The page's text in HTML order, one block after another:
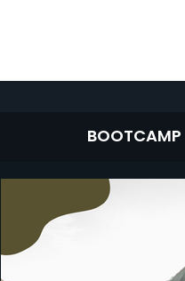
BOOTCAMP